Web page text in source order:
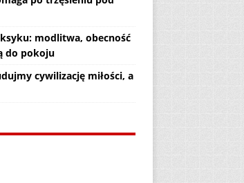
modlitwa, obecność
do pokoju
cywilizację miłości, a